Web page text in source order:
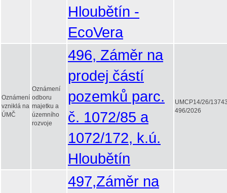
Hloubětín -
EcoVera
Oznámení
vzniklá na
ÚMČ
Oznámení
odboru
majetku a
územního
rozvoje
496, Záměr na
prodej částí
pozemků parc.
č. 1072/85 a
1072/172, k.ú.
Hloubětín
UMCP14/26/
496/2026
497,Záměr na